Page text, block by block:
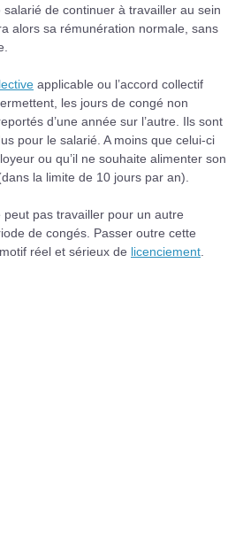
de continuer à travailler au sein
alors sa rémunération normale, sans
applicable ou l’accord collectif
les jours de congé non
d’une année sur l’autre. Ils sont
pour le salarié. A moins que celui-ci
ou qu’il ne souhaite alimenter son
la limite de 10 jours par an).
peut pas travailler pour un autre
de congés. Passer outre cette
réel et sérieux de licenciement